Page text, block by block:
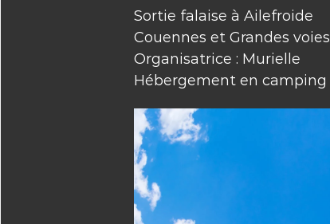
Sortie falaise à Ailefroide
Couennes et Grandes voies
Organisatrice : Murielle
Hébergement en camping